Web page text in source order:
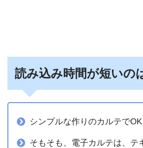
読み込み時間が短いの
シンプルな作りのカルテでOK
そもそも、電子カルテは、テ